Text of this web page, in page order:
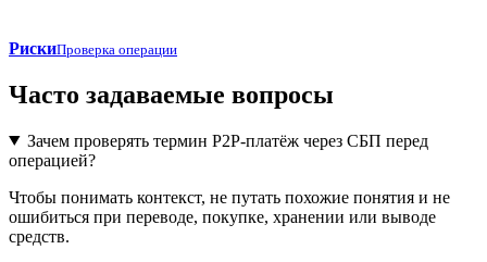
РискиПроверка операции
Часто задаваемые вопросы
Зачем проверять термин P2P-платёж через СБП перед
операцией?
Чтобы понимать контекст, не путать похожие понятия и не
ошибиться при переводе, покупке, хранении или выводе
средств.